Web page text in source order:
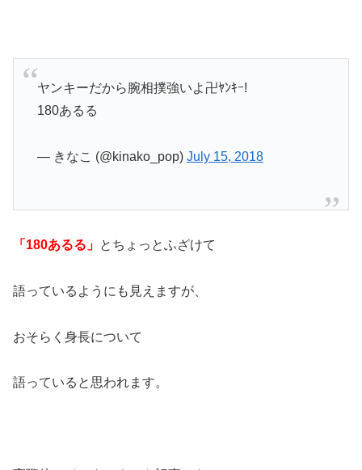
ヤンキーだから腕相撲強いよ卍ﾔﾝｷｰ!
180あるる
— きなこ (@kinako_pop) July 15, 2018
「180あるる」 とちょっとふざけて
語っているようにも見えますが、
おそらく身長について
語っていると思われます。